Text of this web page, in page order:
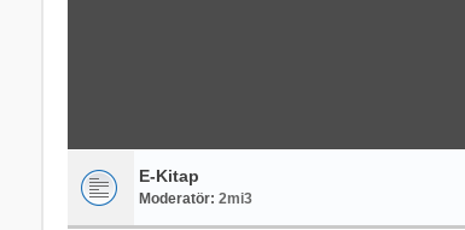
E-Kitap
Moderatör: 2mi3